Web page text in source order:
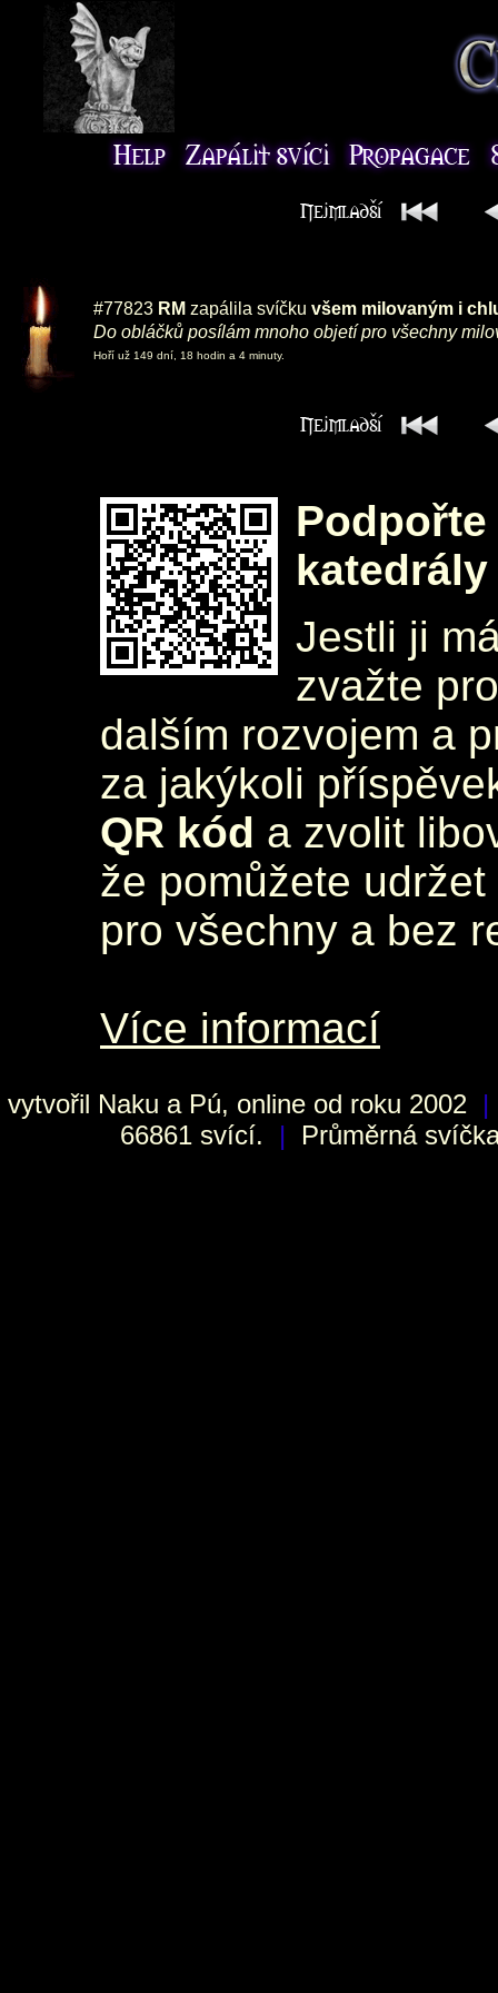
#77823 RM zapálila svíčku všem milovaným i
Do obláčků posílám mnoho objetí pro všechny
Hoří už 149 dní, 18 hodin a 4 minuty.
katedrály
Jestli ji
zvažte
dalším rozvojem a
za jakýkoli
QR kód a zvolit
že pomůžete
pro všechny a bez
Více informací
vytvořil Naku a Pú, online od roku 2002 |
66861 svící.
| Průměrná